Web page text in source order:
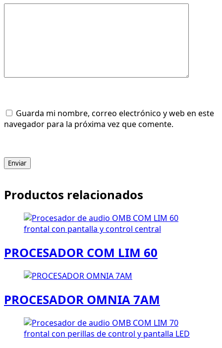
Guarda mi nombre, correo electrónico y web en este
navegador para la próxima vez que comente.
Enviar
Productos relacionados
PROCESADOR COM LIM 60
PROCESADOR OMNIA 7AM